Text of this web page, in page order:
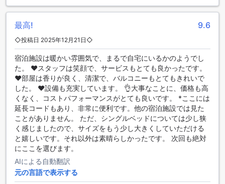
テイメントをお楽しみください。
The Viera Chiangraiの便利な施設
The Viera Chiangraiでは、快適な滞在をサポートするための
便利な施設が充実しています。特に、全客室に無料のWi-Fiが
完備されており、ゲストはプライベートな空間でインターネ
ットを楽しむことができます。旅行の計画を立てたり、友人
や家族と連絡を取ったりする際に、ストレスなく利用できる
のは大きな魅力です。
さらに、公共エリアでもWi-Fiが利用可能なので、ロビーや共
用スペースでリラックスしながらインターネットにアクセス
できます。観光情報を調べたり、SNSで思い出をシェアした
りするのに最適な環境が整っています。The Viera Chiangrai
は、ビジネスやレジャーで訪れるすべてのゲストにとって、
便利で快適な滞在を提供する理想的な場所です。
便利な交通施設で快適な滞在をサポート
最高! 9.6
◇投稿日 2025年12月21日◇
宿泊施設は暖かい雰囲気で、まるで自宅にいるかのようでし
た。 ❤️スタッフは笑顔で、サービスもとても良かったです。
❤️部屋は香りが良く、清潔で、バルコニーもとてもきれいで
した。 ❤️設備も充実しています。 👌大事なことに、価格も高
くなく、コストパフォーマンスがとても良いです。 *ここには
延長コードもあり、非常に便利です。他の宿泊施設では見た
ことがありません。 ただ、シングルベッドについては少し狭
く感じましたので、サイズをもう少し大きくしていただける
と嬉しいです。それ以外は素晴らしかったです。 次回も絶対
にここを選びます。
AIによる自動翻訳
元の言語で表示する